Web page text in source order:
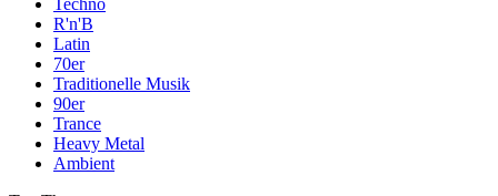
Techno
R'n'B
Latin
70er
Traditionelle Musik
90er
Trance
Heavy Metal
Ambient